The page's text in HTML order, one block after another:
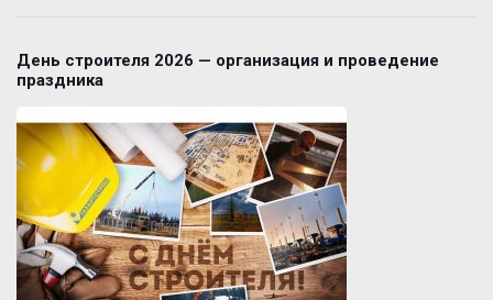
День строителя 2026 — организация и проведение
праздника